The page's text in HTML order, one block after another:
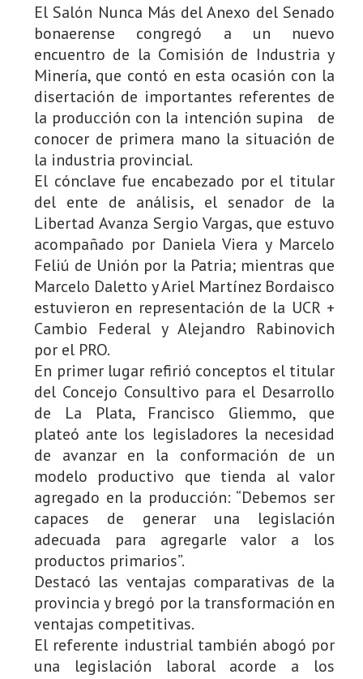
El Salón Nunca Más del Anexo del Senado
bonaerense congregó a un nuevo
encuentro de la Comisión de Industria y
Minería, que contó en esta ocasión con la
disertación de importantes referentes de
la producción con la intención supina de
conocer de primera mano la situación de
la industria provincial.
El cónclave fue encabezado por el titular
del ente de análisis, el senador de la
Libertad Avanza Sergio Vargas, que estuvo
acompañado por Daniela Viera y Marcelo
Feliú de Unión por la Patria; mientras que
Marcelo Daletto y Ariel Martínez Bordaisco
estuvieron en representación de la UCR +
Cambio Federal y Alejandro Rabinovich
por el PRO.
En primer lugar refirió conceptos el titular
del Concejo Consultivo para el Desarrollo
de La Plata, Francisco Gliemmo, que
plateó ante los legisladores la necesidad
de avanzar en la conformación de un
modelo productivo que tienda al valor
agregado en la producción: “Debemos ser
capaces de generar una legislación
adecuada para agregarle valor a los
productos primarios”.
Destacó las ventajas comparativas de la
provincia y bregó por la transformación en
ventajas competitivas.
El referente industrial también abogó por
una legislación laboral acorde a los